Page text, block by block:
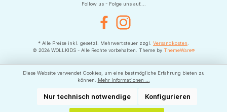
Follow us - Folge uns auf....
FacebookInstagram
* Alle Preise inkl. gesetzl. Mehrwertsteuer zzgl. Versandkosten
© 2026 WOLLKIDS - Alle Rechte vorbehalten. Theme by ThemeWare®
Diese Website verwendet Cookies, um eine bestmögliche Erfahrung bieten zu
können.
Mehr Informationen ...
Nur technisch notwendige Konfigurieren